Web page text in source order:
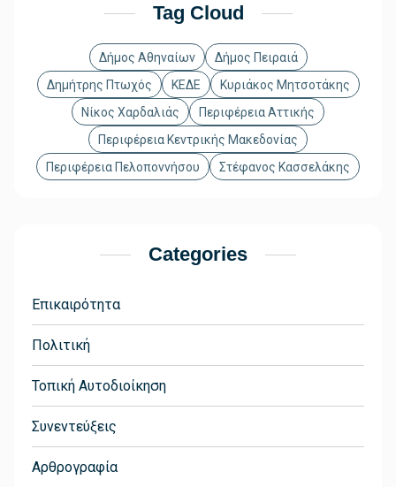
Tag Cloud
Δήμος Αθηναίων
Δήμος Πειραιά
Δημήτρης Πτωχός
ΚΕΔΕ
Κυριάκος Μητσοτάκης
Νίκος Χαρδαλιάς
Περιφέρεια Αττικής
Περιφέρεια Κεντρικής Μακεδονίας
Περιφέρεια Πελοποννήσου
Στέφανος Κασσελάκης
Categories
Επικαιρότητα
Πολιτική
Τοπική Αυτοδιοίκηση
Συνεντεύξεις
Αρθρογραφία